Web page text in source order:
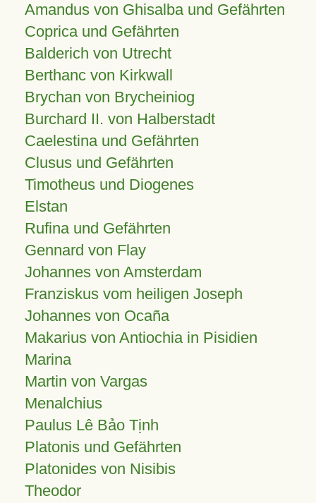
Amandus von Ghisalba und Gefährten
Coprica und Gefährten
Balderich von Utrecht
Berthanc von Kirkwall
Brychan von Brycheiniog
Burchard II. von Halberstadt
Caelestina und Gefährten
Clusus und Gefährten
Timotheus und Diogenes
Elstan
Rufina und Gefährten
Gennard von Flay
Johannes von Amsterdam
Franziskus vom heiligen Joseph
Johannes von Ocaña
Makarius von Antiochia in Pisidien
Marina
Martin von Vargas
Menalchius
Paulus Lê Bảo Tịnh
Platonis und Gefährten
Platonides von Nisibis
Theodor